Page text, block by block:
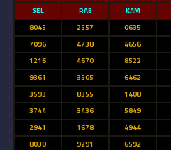
SEL
RAB KAM
8045
2557 0635
7096
4738 4656
1216
4670 8522
9361
3505 6462
3593
8355 1408
3744
3436 5849
2941
1678 4944
8030
9291 6592